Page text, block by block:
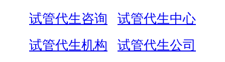
试管代生咨询
试管代生中心
试管代生机构
试管代生公司